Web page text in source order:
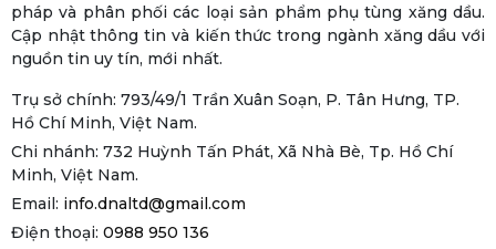
pháp và phân phối các loại sản phẩm phụ tùng xăng dầu.
Cập nhật thông tin và kiến thức trong ngành xăng dầu với
nguồn tin uy tín, mới nhất.
Trụ sở chính: 793/49/1 Trần Xuân Soạn, P. Tân Hưng, TP.
Hồ Chí Minh, Việt Nam.
Chi nhánh: 732 Huỳnh Tấn Phát, Xã Nhà Bè, Tp. Hồ Chí
Minh, Việt Nam.
Email: info.dnaltd@gmail.com
Điện thoại: 0988 950 136